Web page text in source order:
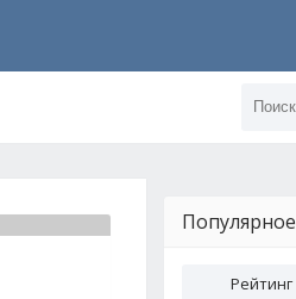
Популярное
Рейтинг